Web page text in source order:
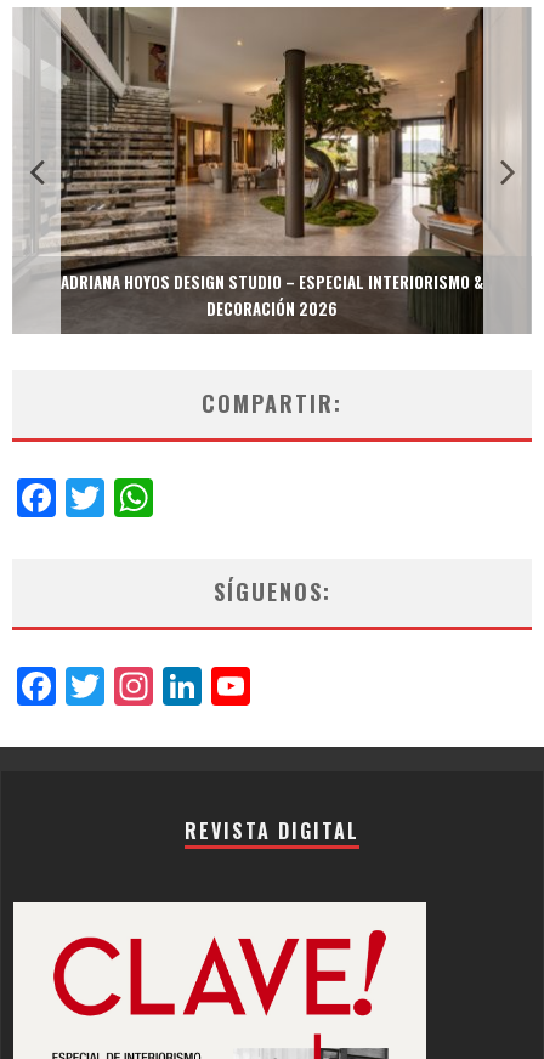
ADRIANA HOYOS DESIGN STUDIO – ESPECIAL INTERIORISMO &
DECORACIÓN 2026
COMPARTIR:
Facebook
Twitter
SÍGUENOS:
Facebook
Twitter
Instagram
LinkedIn
REVISTA DIGITAL